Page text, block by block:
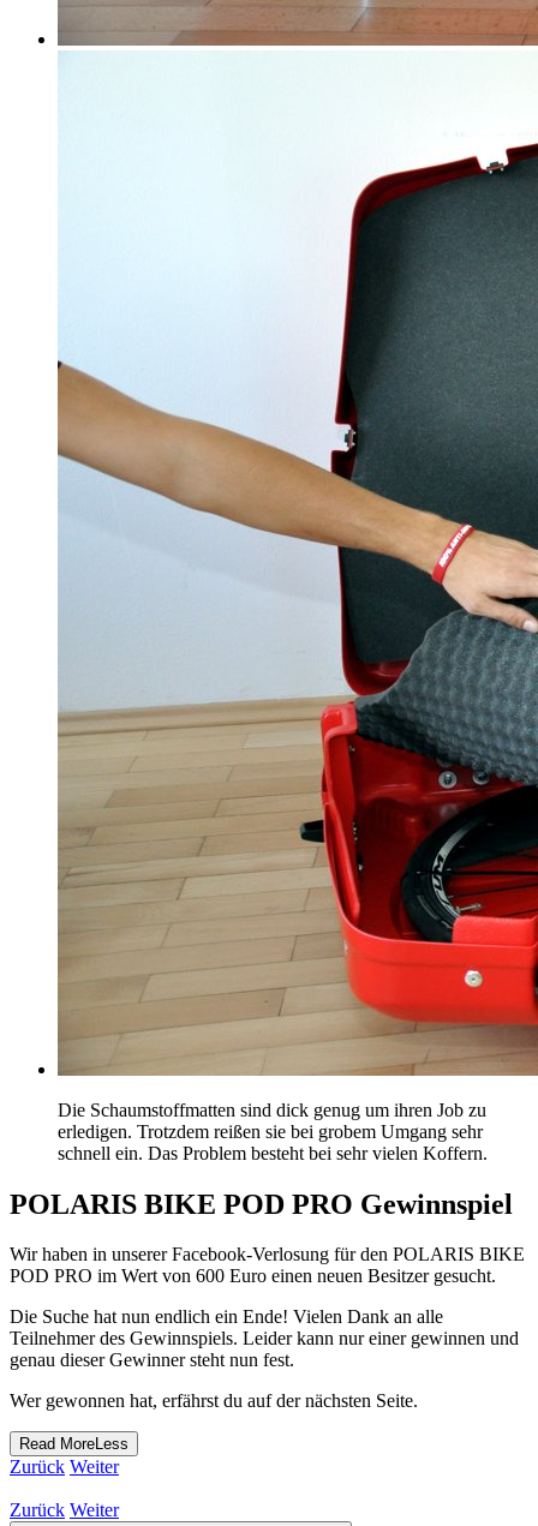
Die Schaumstoffmatten sind dick genug um ihren Job zu
erledigen. Trotzdem reißen sie bei grobem Umgang sehr
schnell ein. Das Problem besteht bei sehr vielen Koffern.
POLARIS BIKE POD PRO Gewinnspiel
Wir haben in unserer Facebook-Verlosung für den POLARIS BIKE
POD PRO im Wert von 600 Euro einen neuen Besitzer gesucht.
Die Suche hat nun endlich ein Ende! Vielen Dank an alle
Teilnehmer des Gewinnspiels. Leider kann nur einer gewinnen und
genau dieser Gewinner steht nun fest.
Wer gewonnen hat, erfährst du auf der nächsten Seite.
Read MoreLess
Zurück Weiter
Zurück Weiter